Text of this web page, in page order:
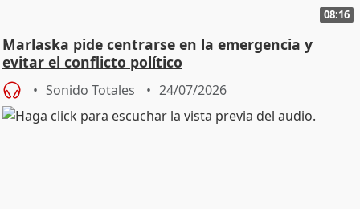
08:16
Marlaska pide centrarse en la emergencia y
evitar el conflicto político
Sonido Totales 24/07/2026